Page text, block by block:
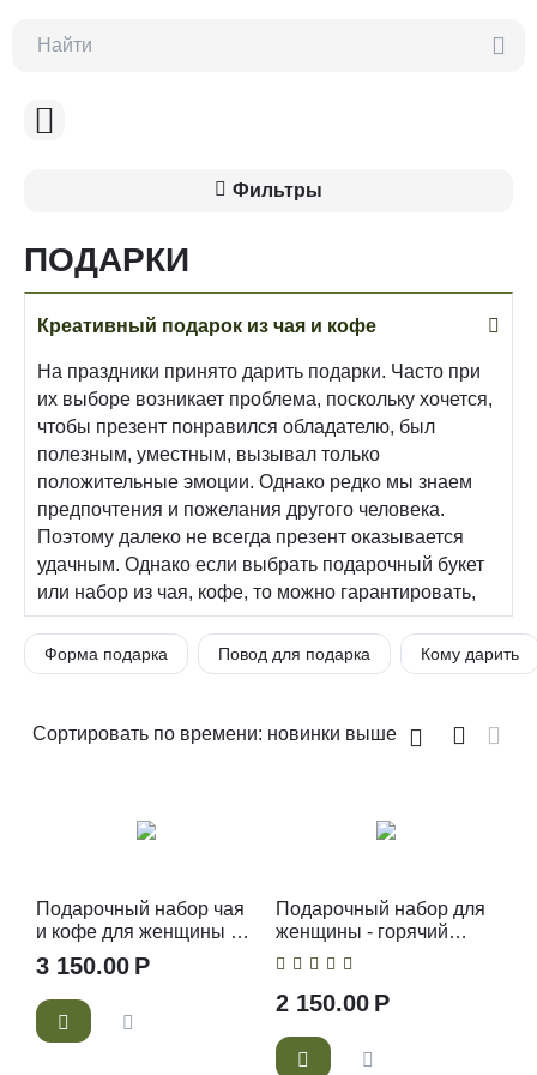
Фильтры
ПОДАРКИ
Креативный подарок из чая и кофе
На праздники принято дарить подарки. Часто при
их выборе возникает проблема, поскольку хочется,
чтобы презент понравился обладателю, был
полезным, уместным, вызывал только
положительные эмоции. Однако редко мы знаем
предпочтения и пожелания другого человека.
Поэтому далеко не всегда презент оказывается
удачным. Однако если выбрать подарочный букет
или набор из чая, кофе, то можно гарантировать,
что он понравится.
Чайный и кофейный подарок:
легко выбрать в зависимости от требований к
регулярно заваривать, наслаждаясь чудесным
Чайные и кофейные
подарки: состав
Выбирая подарочный набор, обращайте внимание
не только на стоимость и оригинальность упаковки
необычного подарка из кофе и чая, но и его
Форма подарка Повод для подарка Кому дарить
Сортировать по времени: новинки выше
Подарочный набор чая
и кофе для женщины с
мини букетом
3 150.00 Р
Подарочный набор для
женщины - горячий
шоколад и маршмеллоу
2 150.00 Р